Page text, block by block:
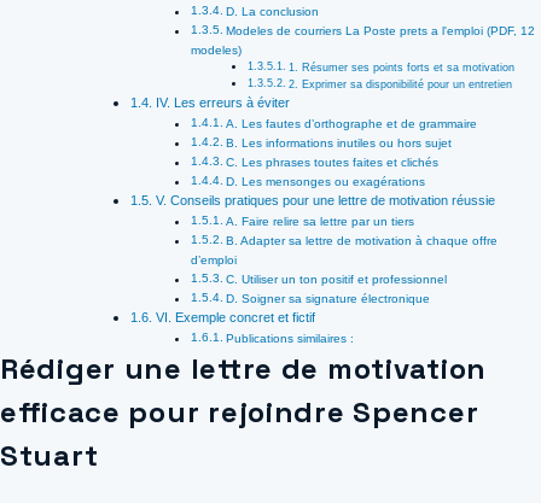
D. La conclusion
Modeles de courriers La Poste prets a l'emploi (PDF, 12
modeles)
1. Résumer ses points forts et sa motivation
2. Exprimer sa disponibilité pour un entretien
IV. Les erreurs à éviter
A. Les fautes d’orthographe et de grammaire
B. Les informations inutiles ou hors sujet
C. Les phrases toutes faites et clichés
D. Les mensonges ou exagérations
V. Conseils pratiques pour une lettre de motivation réussie
A. Faire relire sa lettre par un tiers
B. Adapter sa lettre de motivation à chaque offre
d’emploi
C. Utiliser un ton positif et professionnel
D. Soigner sa signature électronique
VI. Exemple concret et fictif
Publications similaires :
Rédiger une lettre de motivation
efficace pour rejoindre Spencer
Stuart